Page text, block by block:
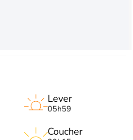
Lever
05h59
Coucher